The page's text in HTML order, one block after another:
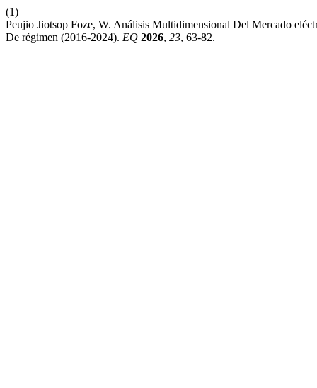
(1)
Peujio Jiotsop Foze, W. Análisis Multidimensional Del Mercado
De régimen (2016-2024). EQ 2026, 23, 63-82.